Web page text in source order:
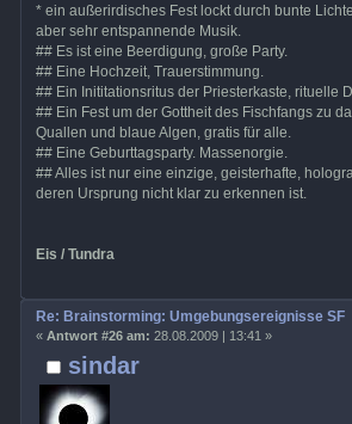
* ein außerirdisches Fest lockt durch bunte
aber sehr entspannende Musik.
## Es ist eine Beerdigung, große Party.
## Eine Hochzeit, Trauerstimmung.
## Ein Inititationsritus der Priesterkaste, rituelle
## Ein Fest um der Gottheit des Fischfangs zu
Quallen und blaue Algen, gratis für alle.
## Eine Geburttagsparty. Massenorgie.
## Alles ist nur eine einzige, geisterhafte,
deren Ursprung nicht klar zu erkennen ist.
Eis / Tundra
sindar
Re: Brainstorming: Umgebungsereignisse SF
« Antwort #26 am: 28.08.2009 | 13:41 »